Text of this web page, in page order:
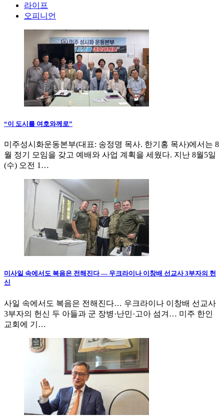
라이프
오피니언
“이 도시를 여호와께로”
미주성시화운동본부(대표: 송정명 목사. 한기홍 목사)에서는 8
월 정기 모임을 갖고 예배와 사업 계획을 세웠다. 지난 8월5일
(수) 오전 1…
미사일 속에서도 복음은 전해진다 — 우크라이나 이창배 선교사 3부자의 헌
신
사일 속에서도 복음은 전해진다… 우크라이나 이창배 선교사
3부자의 헌신 두 아들과 군 장병·난민·고아 섬겨… 미주 한인
교회에 기…